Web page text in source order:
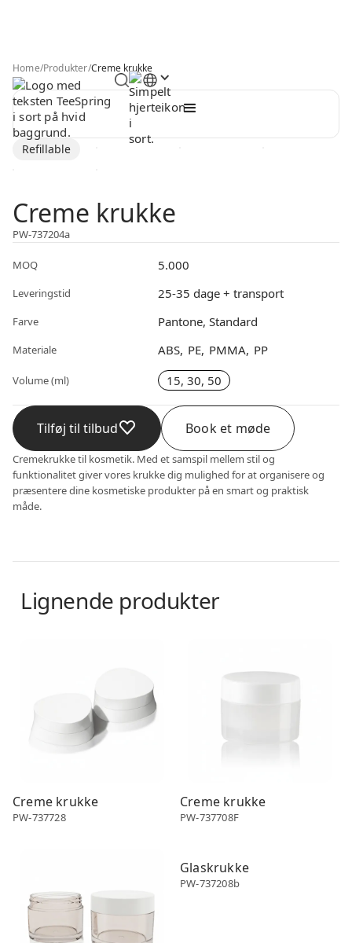
Home/Produkter/Creme krukke
Refillable
Creme krukke
PW-737204a
MOQ 5.000
Leveringstid 25-35 dage + transport
Farve Pantone, Standard
Materiale ABS PE PMMA PP
Volume (ml) 15, 30, 50
Tilføj til tilbud Book et møde
Cremekrukke til kosmetik. Med et samspil mellem stil og
funktionalitet giver vores krukke dig mulighed for at organisere og
præsentere dine kosmetiske produkter på en smart og praktisk
måde.
Lignende produkter
Creme krukke
PW-737728
Creme krukke
PW-737708F
Glaskrukke
PW-737208b